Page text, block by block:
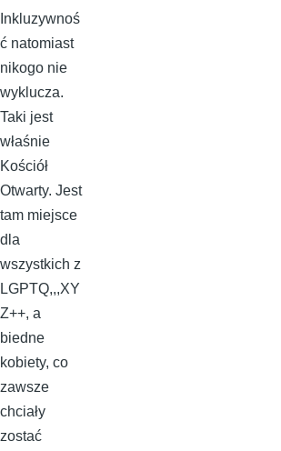
Inkluzywnoś
ć natomiast
nikogo nie
wyklucza.
Taki jest
właśnie
Kościół
Otwarty. Jest
tam miejsce
dla
wszystkich z
LGPTQ,,,XY
Z++, a
biedne
kobiety, co
zawsze
chciały
zostać